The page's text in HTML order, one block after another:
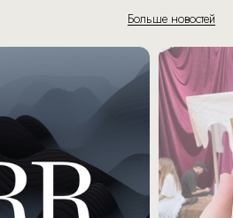
Больше новостей